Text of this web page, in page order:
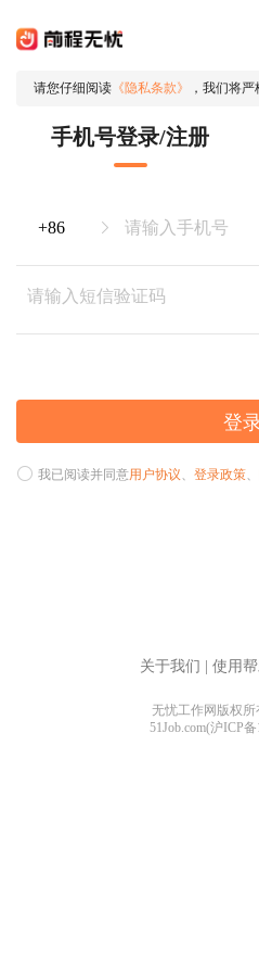
请您仔细阅读 《隐私条款》 ，我们将
手机号登录/注册
登
我已阅读并同意用户协议、 登录政策、
关于我们 使用
无忧工作网版权所
51Job.com(沪ICP